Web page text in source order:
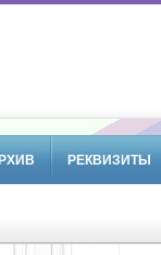
РЕКВИЗИТЫ